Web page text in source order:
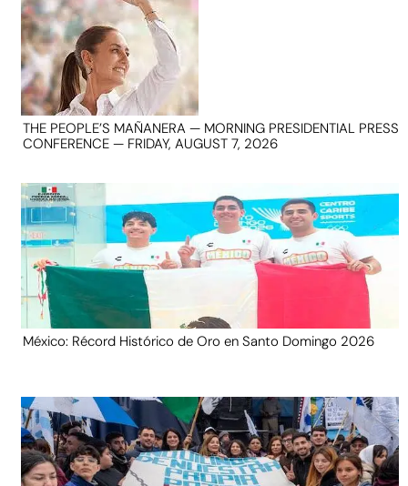
THE PEOPLE’S MAÑANERA — MORNING PRESIDENTIAL PRESS
CONFERENCE — FRIDAY, AUGUST 7, 2026
México: Récord Histórico de Oro en Santo Domingo 2026